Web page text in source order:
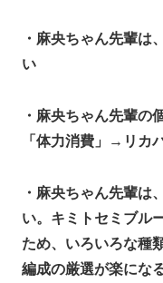
・麻央ちゃん先輩は
い
・麻央ちゃん先輩の
「体力消費」→リカ
・麻央ちゃん先輩は
い。キミトセミブル
ため、いろいろな種
編成の厳選が楽になる